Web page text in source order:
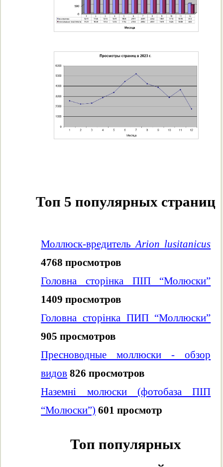
Топ 5 популярных страниц
Моллюск-вредительArion lusitanicus
4768 просмотров
Головна сторінка ПІП “Молюски”
1409 просмотров
Головна сторінка ПИП “Моллюски”
905 просмотров
Пресноводные моллюски - обзор
видов 826 просмотров
Наземні молюски (фотобаза ПІП
“Молюски”) 601 просмотр
Топ популярных